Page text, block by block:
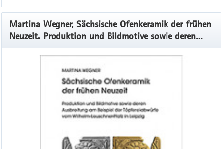
Martina Wegner, Sächsische Ofenkeramik der frühen
Neuzeit. Produktion und Bildmotive sowie deren
Ausbreitung am Beispiel der Töpfereiabwürfe vom
Wilhelm-Leuschner-Platz in Leipzig